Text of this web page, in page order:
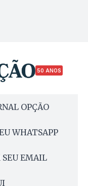
50 ANOS
OPÇÃO
WHATSAPP
SEU EMAIL